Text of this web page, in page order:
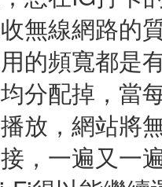
無線網路的
的頻寬都是
分配掉，當
放，網站將
，一遍又一